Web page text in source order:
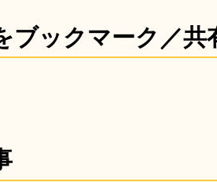
ブックマーク／共